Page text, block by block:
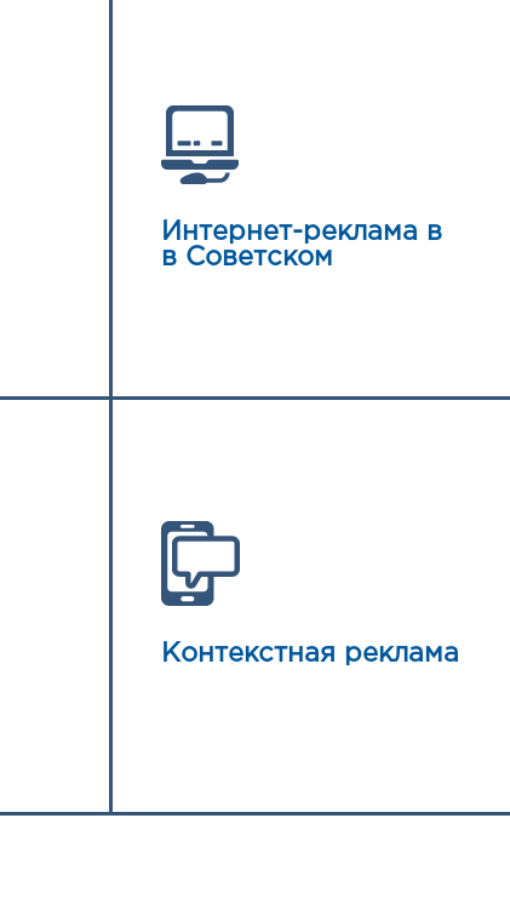
Интернет-реклама в
в Советском
Контекстная реклама